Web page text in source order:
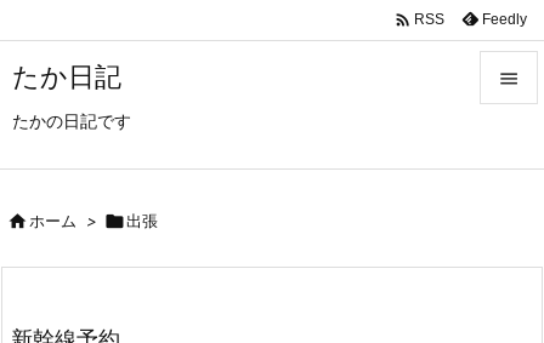
たか日記
たかの日記です

 RSS Feedly
ホーム > 出張